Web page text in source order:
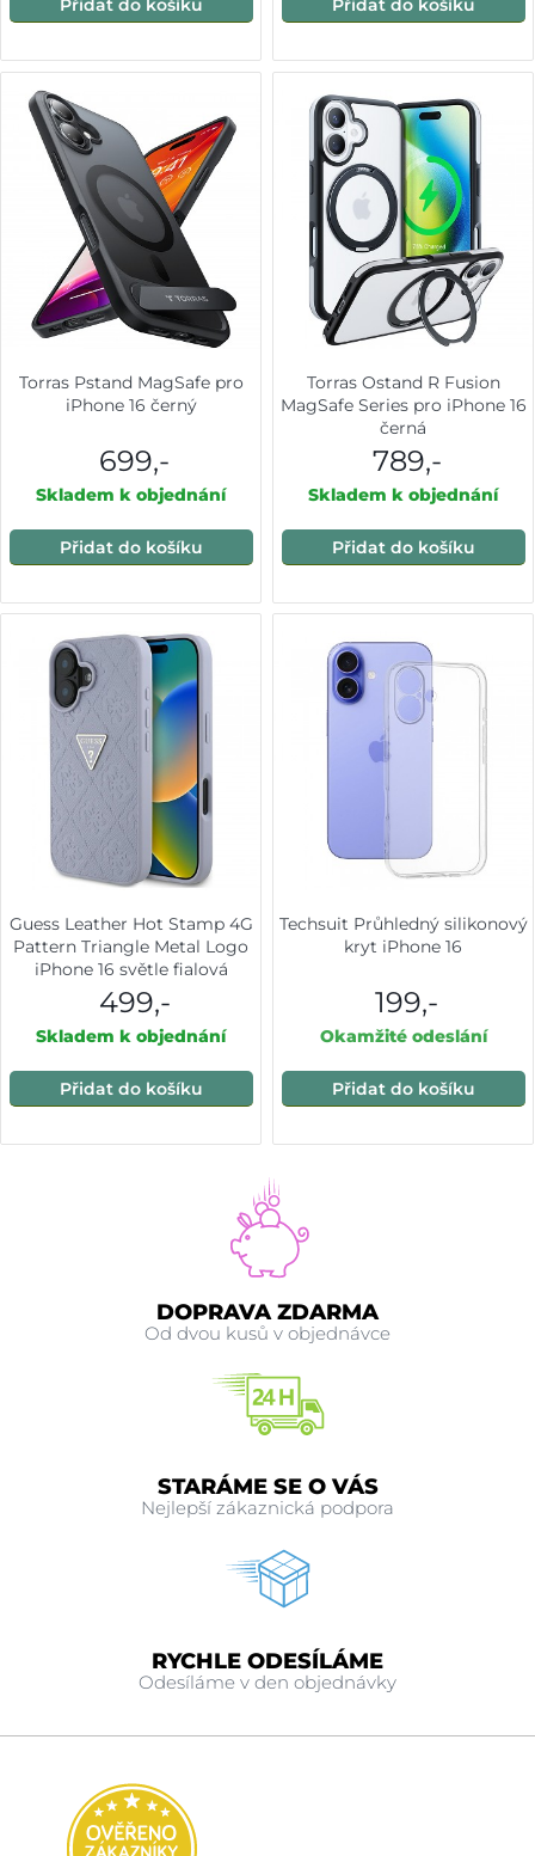
Torras Pstand MagSafe pro
iPhone 16 černý
699,-
Skladem k objednání
Přidat do košíku
Torras Ostand R Fusion
MagSafe Series pro iPhone 16
černá
789,-
Skladem k objednání
Přidat do košíku
Guess Leather Hot Stamp 4G
Pattern Triangle Metal Logo
iPhone 16 světle fialová
499,-
Skladem k objednání
Přidat do košíku
Techsuit Průhledný silikonový
kryt iPhone 16
199,-
Okamžité odeslání
Přidat do košíku
DOPRAVA ZDARMA
Od dvou kusů v objednávce
STARÁME SE O VÁS
Nejlepší zákaznická podpora
RYCHLE ODESÍLÁME
Odesíláme v den objednávky